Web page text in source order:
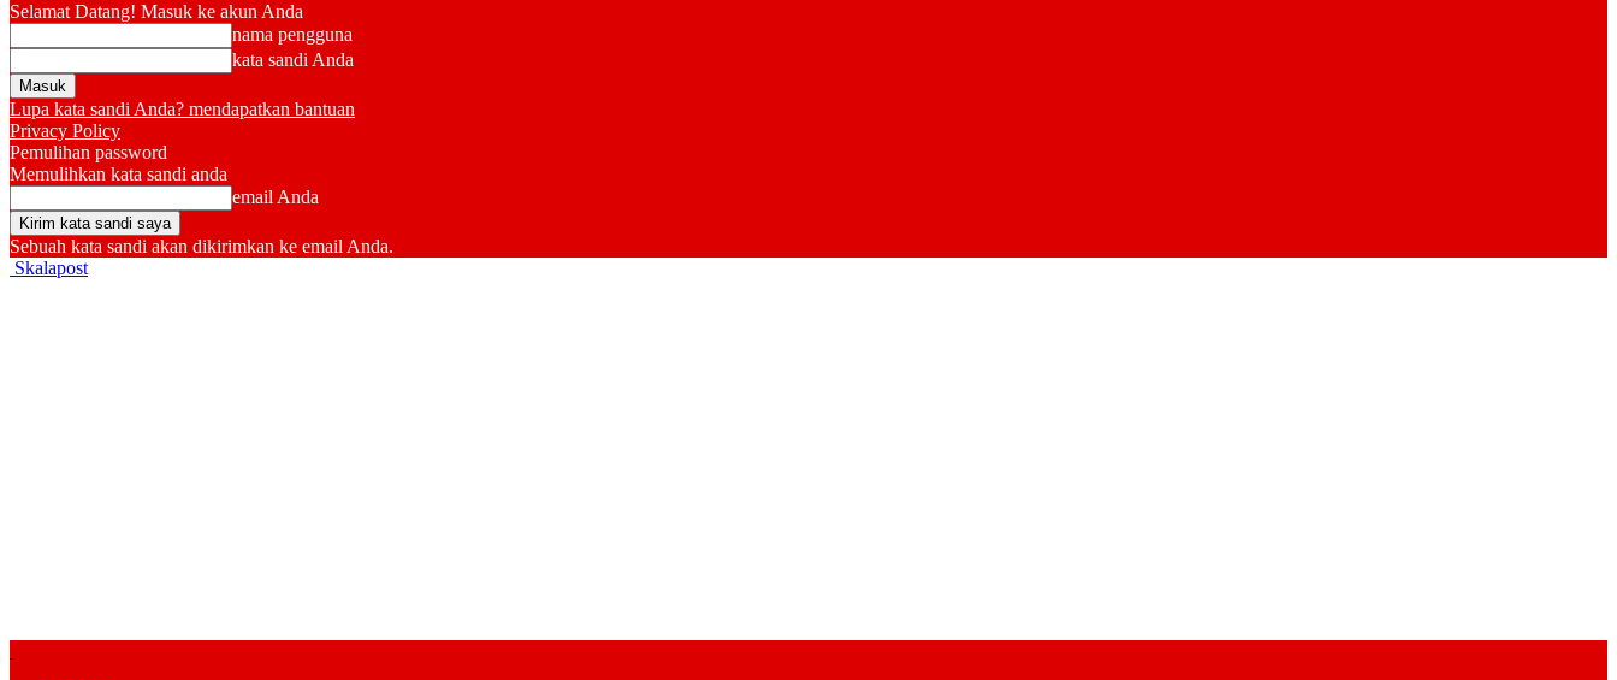
Selamat Datang! Masuk ke akun Anda
nama pengguna
kata sandi Anda
Lupa kata sandi Anda? mendapatkan bantuan
Privacy Policy
Pemulihan password
Memulihkan kata sandi anda
email Anda
Sebuah kata sandi akan dikirimkan ke email Anda.
Skalapost